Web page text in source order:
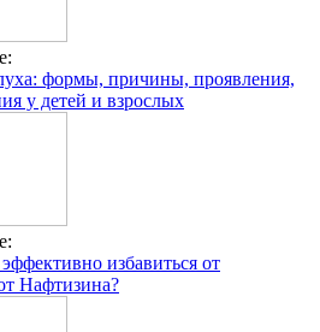
формы, причины, проявления,
у детей и взрослых
избавиться от
Нафтизина?